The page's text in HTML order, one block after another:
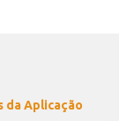
da Aplicação